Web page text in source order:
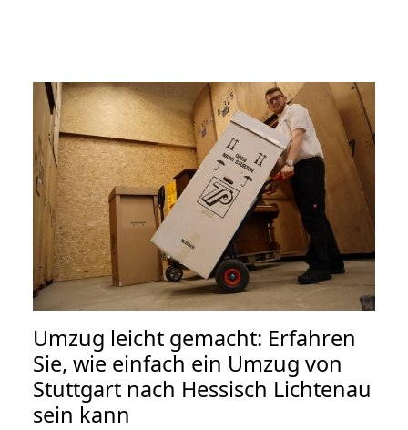
Umzug leicht gemacht: Erfahren
Sie, wie einfach ein Umzug von
Stuttgart nach Hessisch Lichtenau
sein kann